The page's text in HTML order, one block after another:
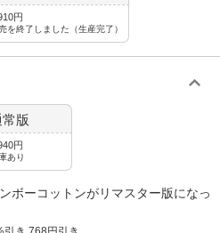
円
を終了しました（生産完了）
版
円
あり
ボーコットンがリマスター版になっ